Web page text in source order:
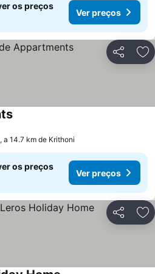
os preços
Ver preços
Partilhar
Ver preços
a 14.7 km de Krithoni
os preços
Ver preços
Partilhar